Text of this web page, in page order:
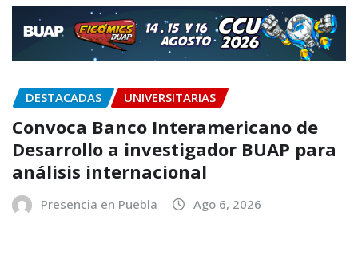
DESTACADAS UNIVERSITARIAS
Convoca Banco Interamericano de
Desarrollo a investigador BUAP para
análisis internacional
Presencia en Puebla Ago 6, 2026